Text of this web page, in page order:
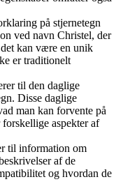
på stjernetegn
ved navn Christel, der
kan være en unik
er traditionelt
til den daglige
Disse daglige
man kan forvente på
aspekter af
til information om
af de
og hvordan de